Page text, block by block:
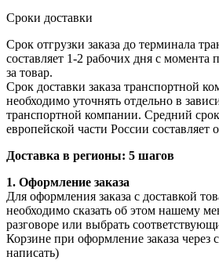
Сроки доставки
Срок отгрузки заказа до терминала
составляет 1-2 рабочих дня с момента
за товар.
Срок доставки заказа транспортной
необходимо уточнять отдельно в
транспортной компании. Средний
европейской части России
Доставка в регионы: 5 шагов
1. Оформление заказа
Для оформления заказа с доставкой
необходимо сказать об этом нашему
разговоре или выбрать
Корзине при оформление заказа через
написать)